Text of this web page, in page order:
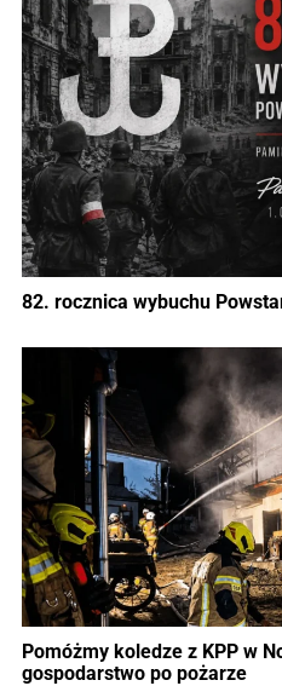
82. rocznica wybuchu
Pomóżmy koledze z KPP w
gospodarstwo po pożarze